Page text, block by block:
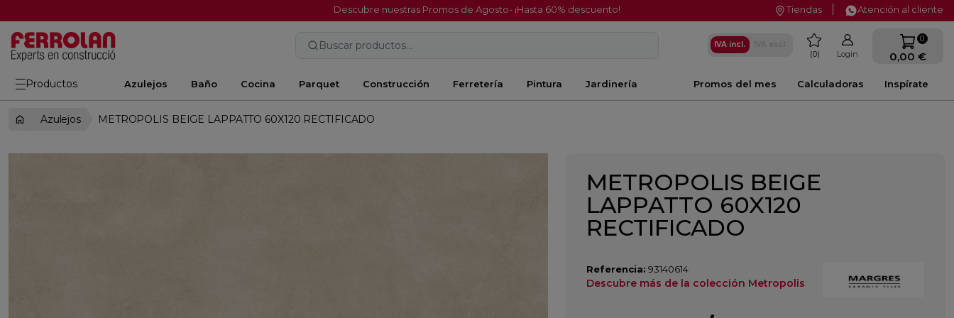
Descubre nuestras Promos de Agosto- ¡Hasta 60% descuento! Tiendas Atención al cliente
Buscar productos... IVA incl. favorite
0 Login
0
0,00 €
Productos Azulejos Baño Cocina Parquet Construcción Ferretería Pintura Jardinería Inspírate
Calculadoras
Promos del mes
Azulejos METROPOLIS BEIGE LAPPATTO 60X120 RECTIFICADO
METROPOLIS BEIGE
LAPPATTO 60X120
RECTIFICADO
Referencia: 93140614
Descubre más de la colección Metropolis